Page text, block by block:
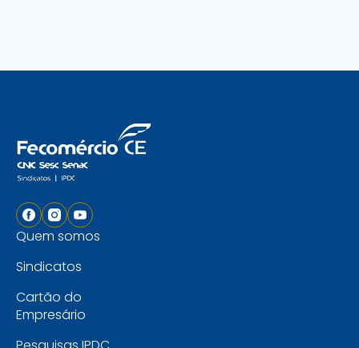
Quem somos
Sindicatos
Cartão do
Empresário